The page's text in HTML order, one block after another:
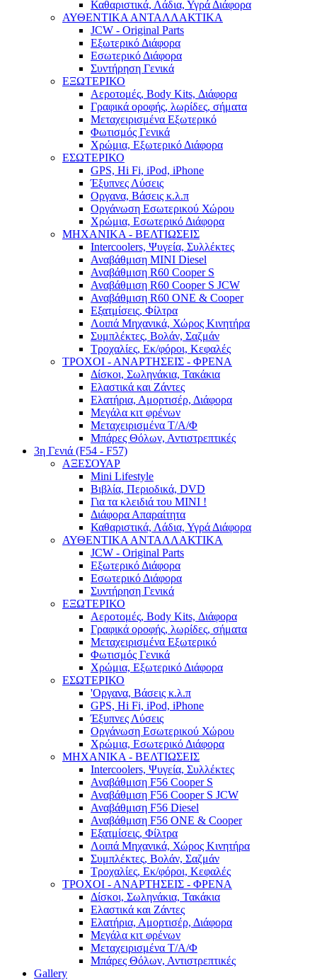
Καθαριστικά, Λάδια, Υγρά Διάφορα
ΑΥΘΕΝΤΙΚΑ ΑΝΤΑΛΛΑΚΤΙΚΑ
JCW - Original Parts
Εξωτερικό Διάφορα
Εσωτερικό Διάφορα
Συντήρηση Γενικά
ΕΞΩΤΕΡΙΚΟ
Αεροτομές, Body Kits, Διάφορα
Γραφικά οροφής, λωρίδες, σήματα
Μεταχειρισμένα Εξωτερικό
Φωτισμός Γενικά
Χρώμια, Εξωτερικό Διάφορα
ΕΣΩΤΕΡΙΚΟ
GPS, Hi Fi, iPod, iPhone
Έξυπνες Λύσεις
Οργανα, Βάσεις κ.λ.π
Οργάνωση Εσωτερικού Χώρου
Χρώμια, Εσωτερικό Διάφορα
ΜΗΧΑΝΙΚΑ - ΒΕΛΤΙΩΣΕΙΣ
Intercoolers, Ψυγεία, Συλλέκτες
Αναβάθμιση MINI Diesel
Αναβάθμιση R60 Cooper S
Αναβάθμιση R60 Cooper S JCW
Αναβάθμιση R60 ONE & Cooper
Εξατμίσεις, Φίλτρα
Λοιπά Μηχανικά, Χώρος Κινητήρα
Συμπλέκτες, Βολάν, Σαζμάν
Τροχαλίες, Εκ/φόροι, Κεφαλές
ΤΡΟΧΟΙ - ΑΝΑΡΤΗΣΕΙΣ - ΦΡΕΝΑ
Δίσκοι, Σωληνάκια, Τακάκια
Ελαστικά και Ζάντες
Ελατήρια, Αμορτισέρ, Διάφορα
Μεγάλα κιτ φρένων
Μεταχειρισμένα Τ/Α/Φ
Μπάρες Θόλων, Αντιστρεπτικές
3η Γενιά (F54 - F57)
ΑΞΕΣΟΥΑΡ
Mini Lifestyle
Βιβλία, Περιοδικά, DVD
Για τα κλειδιά του MINI !
Διάφορα Απαραίτητα
Καθαριστικά, Λάδια, Υγρά Διάφορα
ΑΥΘΕΝΤΙΚΑ ΑΝΤΑΛΛΑΚΤΙΚΑ
JCW - Original Parts
Εξωτερικό Διάφορα
Εσωτερικό Διάφορα
Συντήρηση Γενικά
ΕΞΩΤΕΡΙΚΟ
Αεροτομές, Body Kits, Διάφορα
Γραφικά οροφής, λωρίδες, σήματα
Μεταχειρισμένα Εξωτερικό
Φωτισμός Γενικά
Χρώμια, Εξωτερικό Διάφορα
ΕΣΩΤΕΡΙΚΟ
'Οργανα, Βάσεις κ.λ.π
GPS, Hi Fi, iPod, iPhone
Έξυπνες Λύσεις
Οργάνωση Εσωτερικού Χώρου
Χρώμια, Εσωτερικό Διάφορα
ΜΗΧΑΝΙΚΑ - ΒΕΛΤΙΩΣΕΙΣ
Intercoolers, Ψυγεία, Συλλέκτες
Αναβάθμιση F56 Cooper S
Αναβάθμιση F56 Cooper S JCW
Αναβάθμιση F56 Diesel
Αναβάθμιση F56 ONE & Cooper
Εξατμίσεις, Φίλτρα
Λοιπά Μηχανικά, Χώρος Κινητήρα
Συμπλέκτες, Βολάν, Σαζμάν
Τροχαλίες, Εκ/φόροι, Κεφαλές
ΤΡΟΧΟΙ - ΑΝΑΡΤΗΣΕΙΣ - ΦΡΕΝΑ
Δίσκοι, Σωληνάκια, Τακάκια
Ελαστικά και Ζάντες
Ελατήρια, Αμορτισέρ, Διάφορα
Μεγάλα κιτ φρένων
Μεταχειρισμένα Τ/Α/Φ
Μπάρες Θόλων, Αντιστρεπτικές
Gallery